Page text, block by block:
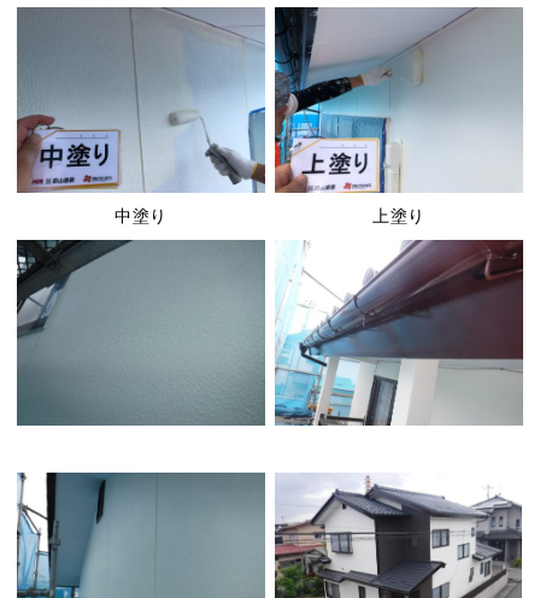
中塗り 上塗り